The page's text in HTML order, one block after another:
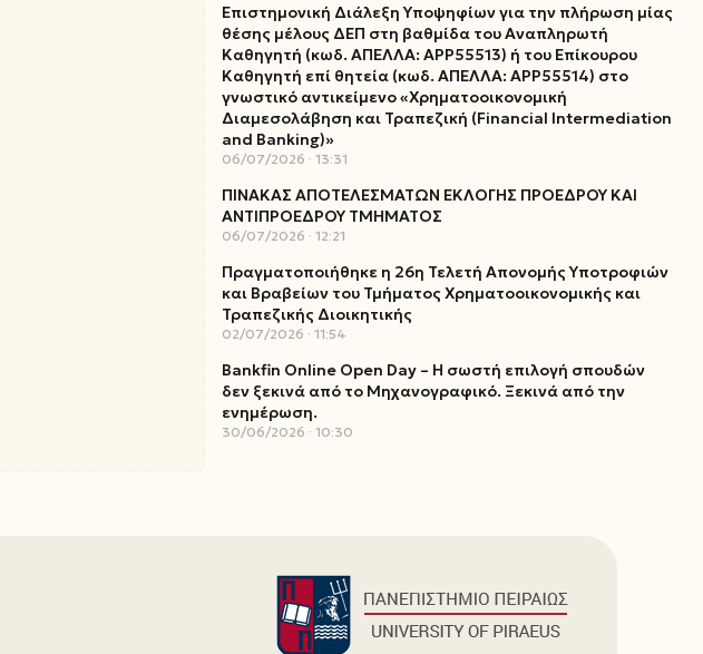
Επιστημονική Διάλεξη Υποψηφίων για την πλήρωση μίας
θέσης μέλους ΔΕΠ στη βαθμίδα του Αναπληρωτή
Καθηγητή (κωδ. ΑΠΕΛΛΑ: ΑΡΡ55513) ή του Επίκουρου
Καθηγητή επί θητεία (κωδ. ΑΠΕΛΛΑ: ΑΡΡ55514) στο
γνωστικό αντικείμενο «Χρηματοοικονομική
Διαμεσολάβηση και Τραπεζική (Financial Intermediation
and Banking)»
06/07/2026 13:31
ΠΙΝΑΚΑΣ ΑΠΟΤΕΛΕΣΜΑΤΩΝ ΕΚΛΟΓΗΣ ΠΡΟΕΔΡΟΥ ΚΑΙ
ΑΝΤΙΠΡΟΕΔΡΟΥ ΤΜΗΜΑΤΟΣ
06/07/2026 12:21
Πραγματοποιήθηκε η 26η Τελετή Απονομής Υποτροφιών
και Βραβείων του Τμήματος Χρηματοοικονομικής και
Τραπεζικής Διοικητικής
02/07/2026 11:54
Bankfin Online Open Day – Η σωστή επιλογή σπουδών
δεν ξεκινά από το Μηχανογραφικό. Ξεκινά από την
ενημέρωση.
30/06/2026 10:30